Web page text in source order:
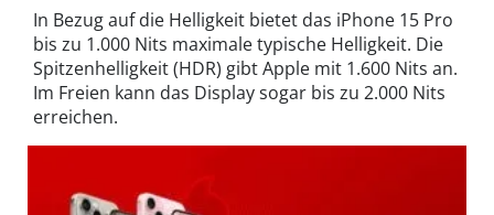
In Bezug auf die Helligkeit bietet das iPhone 15 Pro
bis zu 1.000 Nits maximale typische Helligkeit. Die
Spitzenhelligkeit (HDR) gibt Apple mit 1.600 Nits an.
Im Freien kann das Display sogar bis zu 2.000 Nits
erreichen.